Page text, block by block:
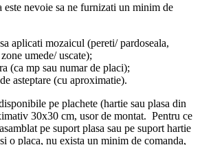
este nevoie sa ne furnizati un minim de
aplicati mozaicul (pereti/ pardoseala,
umede/ uscate);
(ca mp sau numar de placi);
asteptare (cu aproximatie).
pe plachete (hartie sau plasa din
30x30 cm, usor de montat. Pentru ce
pe suport plasa sau pe suport hartie
o placa, nu exista un minim de comanda,